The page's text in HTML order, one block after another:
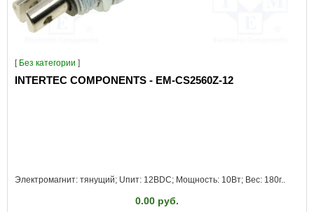
[ Без категории ]
INTERTEC COMPONENTS - EM-CS2560Z-12
Электромагнит: тянущий; Uпит: 12ВDC; Мощность: 10Вт; Вес: 180г..
0.00 руб.